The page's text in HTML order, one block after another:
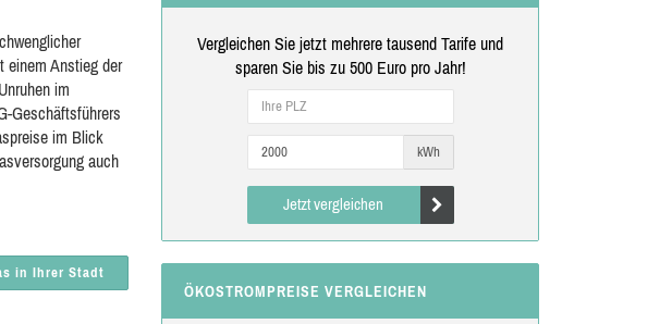
einem Anstieg der
im
Geschäftsführers
im Blick
auch
in Ihrer Stadt
Vergleichen Sie jetzt mehrere tausend Tarife und
sparen Sie bis zu 500 Euro pro Jahr!
kWh
Jetzt vergleichen
ÖKOSTROMPREISE VERGLEICHEN